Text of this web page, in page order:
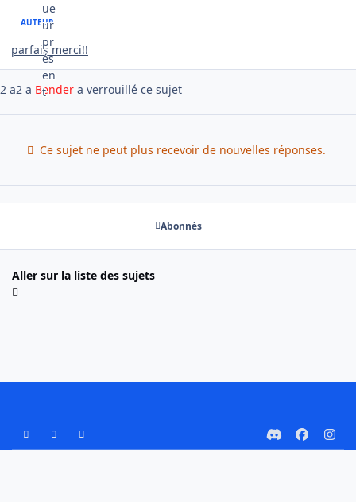
AUTEUR
parfais merci!!
2 a2 a Bender a verrouillé ce sujet
Ce sujet ne peut plus recevoir de nouvelles réponses.
Abonnés
Aller sur la liste des sujets
Mode ClairMode SombrePréférence Système
d
i
a
n